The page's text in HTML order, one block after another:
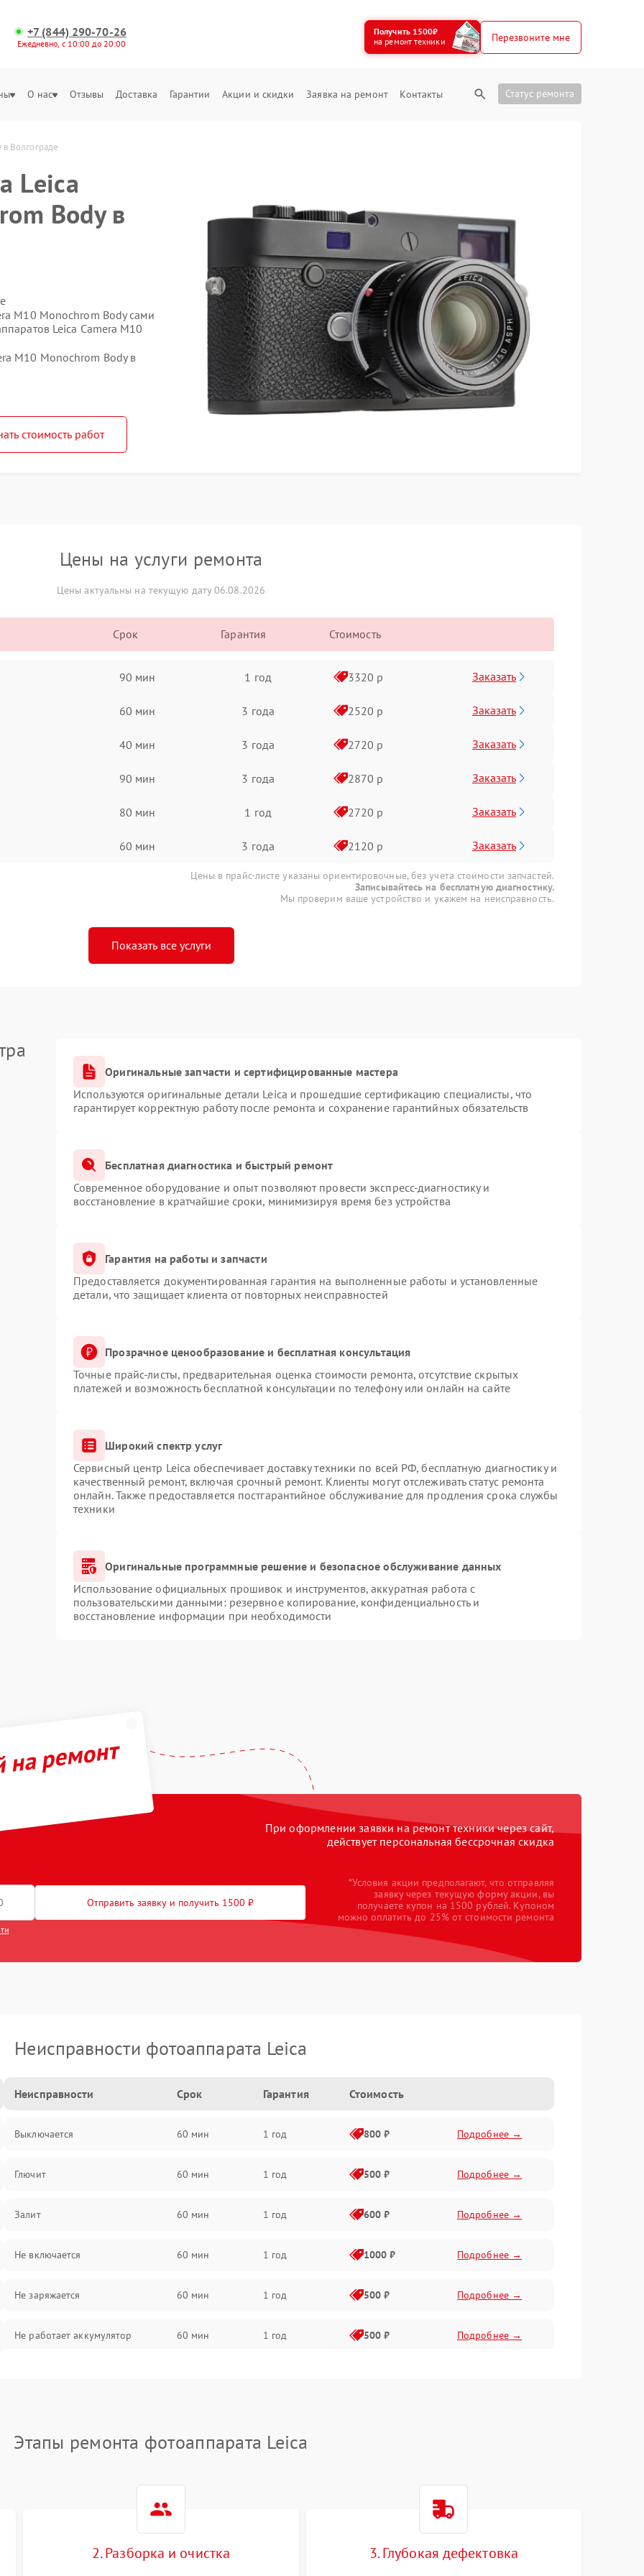
+7 (844) 290-70-26
Ежедневно, с 10:00 до 20:00
Получить 1500₽
на ремонт техники
Перезвоните мне
О нас Отзывы Доставка Гарантии Акции и скидки Заявка на ремонт Контакты Статус ремонта
Волгограде
Leica
Body в
M10 Monochrom Body сами
Leica Camera M10
M10 Monochrom Body в
стоимость работ
Цены на услуги ремонта
Цены актуальны на текущую дату 06.08.2026
Срок Гарантия Стоимость
90 мин 1 год 3320 р Заказать
60 мин 3 года 2520 р Заказать
40 мин 3 года 2720 р Заказать
90 мин 3 года 2870 р Заказать
80 мин 1 год 2720 р Заказать
60 мин 3 года 2120 р Заказать
Цены в прайс-листе указаны ориентировочные, без учета стоимости запчастей.
Записывайтесь на бесплатную диагностику.
Мы проверим ваше устройство и укажем на неисправность.
Показать все услуги
Оригинальные запчасти и сертифицированные мастера
Используются оригинальные детали Leica и прошедшие сертификацию специалисты, что
гарантирует корректную работу после ремонта и сохранение гарантийных обязательств
Бесплатная диагностика и быстрый ремонт
Современное оборудование и опыт позволяют провести экспресс-диагностику и
восстановление в кратчайшие сроки, минимизируя время без устройства
Гарантия на работы и запчасти
Предоставляется документированная гарантия на выполненные работы и установленные
детали, что защищает клиента от повторных неисправностей
Прозрачное ценообразование и бесплатная консультация
Точные прайс-листы, предварительная оценка стоимости ремонта, отсутствие скрытых
платежей и возможность бесплатной консультации по телефону или онлайн на сайте
Широкий спектр услуг
Сервисный центр Leica обеспечивает доставку техники по всей РФ, бесплатную диагностику и
качественный ремонт, включая срочный ремонт. Клиенты могут отслеживать статус ремонта
онлайн. Также предоставляется постгарантийное обслуживание для продления срока службы
техники
Оригинальные программные решение и безопасное обслуживание данных
Использование официальных прошивок и инструментов, аккуратная работа с
пользовательскими данными: резервное копирование, конфиденциальность и
восстановление информации при необходимости
ремонт
При оформлении заявки на ремонт техники через сайт,
действует персональная бессрочная скидка
Отправить заявку и получить 1500 ₽
*Условия акции предполагают, что отправляя
заявку через текущую форму акции, вы
получаете купон на 1500 рублей. Купоном
можно оплатить до 25% от стоимости ремонта
Неисправности фотоаппарата Leica
Неисправности Срок Гарантия Стоимость
Выключается 60 мин 1 год 800 ₽ Подробнее →
Глючит 60 мин 1 год 500 ₽ Подробнее →
Залит 60 мин 1 год 600 ₽ Подробнее →
Не включается 60 мин 1 год 1000 ₽ Подробнее →
Не заряжается 60 мин 1 год 500 ₽ Подробнее →
Не работает аккумулятор 60 мин 1 год 500 ₽ Подробнее →
Этапы ремонта фотоаппарата Leica
2. Разборка и очистка 3. Глубокая дефектовка